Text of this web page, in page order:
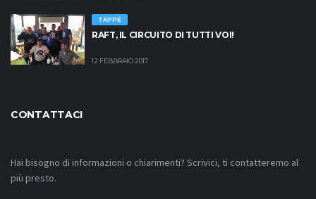
TAPPE
RAFT, IL CIRCUITO DI TUTTI VOI!
12 FEBBRAIO 2017
CONTATTACI
Hai bisogno di informazioni o chiarimenti? Scrivici, ti contatteremo al
più presto.